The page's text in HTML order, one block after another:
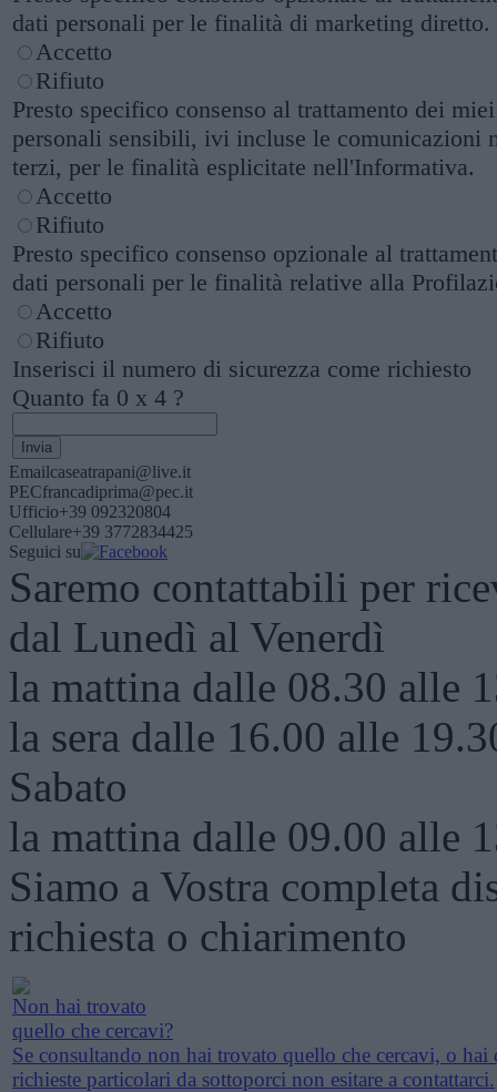
dati personali per le finalità di marketing diretto.
Accetto
Rifiuto
Presto specifico consenso al trattamento dei
personali sensibili, ivi incluse le comunicazioni
terzi, per le finalità esplicitate nell'Informativa.
Accetto
Rifiuto
Presto specifico consenso opzionale al
dati personali per le finalità relative alla
Accetto
Rifiuto
Inserisci il numero di sicurezza come richiesto
Quanto fa 0 x 4 ?
Emailcaseatrapani@live.it
PECfrancadiprima@pec.it
Ufficio+39 092320804
Cellulare+39 3772834425
Seguici su
Saremo contattabili per
dal Lunedì al Venerdì
la mattina dalle 08.30 alle
la sera dalle 16.00 alle
Sabato
la mattina dalle 09.00 alle
Siamo a Vostra completa
richiesta o chiarimento
Non hai trovato
quello che cercavi?
Se consultando non hai trovato quello che cercavi, o hai
richieste particolari da sottoporci non esitare a contattarci.